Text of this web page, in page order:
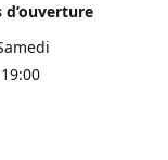
d’ouverture